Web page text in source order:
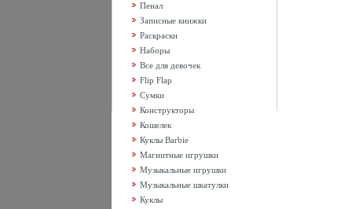
Пенал
Записные книжки
Раскраски
Наборы
Все для девочек
Flip Flap
Сумки
Конструкторы
Кошелек
Куклы Barbie
Магнитные игрушки
Музыкальные игрушки
Музыкальные шкатулки
Куклы